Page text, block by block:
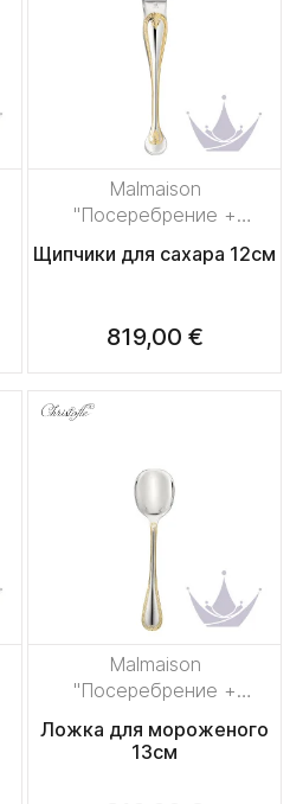
Malmaison
"Посеребрение +
узорная позолота"
Щипчики для сахара 12см
819,00 €
Malmaison
"Посеребрение +
Ложка для мороженого
13см